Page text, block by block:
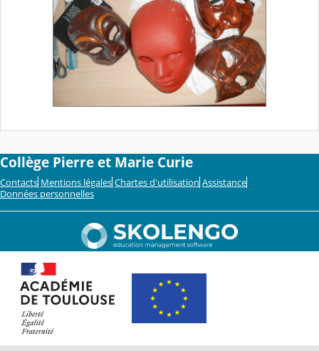
Collège Pierre et Marie Curie
Contacts Mentions légales Chartes d'utilisation Assistance
Données personnelles